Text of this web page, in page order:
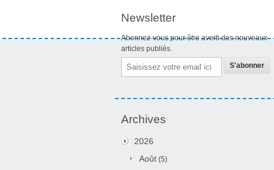
Newsletter
Abonnez-vous pour être averti des nouveaux
articles publiés.
Email
Archives
2026
Août (5)